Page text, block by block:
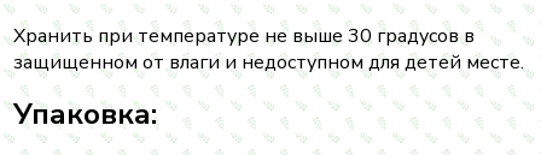
Хранить при температуре не выше 30 градусов в
защищенном от влаги и недоступном для детей месте.
Упаковка: